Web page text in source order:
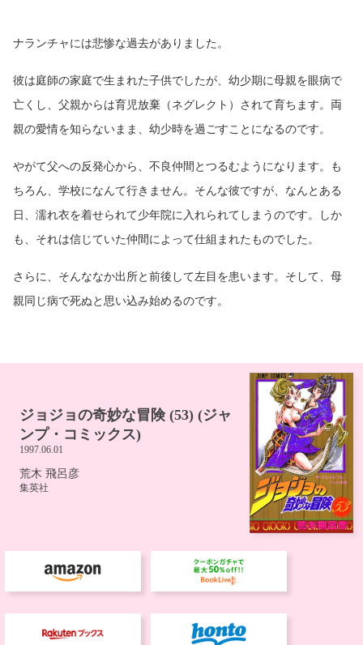
ナランチャには悲惨な過去がありました。
彼は庭師の家庭で生まれた子供でしたが、幼少期に母親を眼病で
亡くし、父親からは育児放棄（ネグレクト）されて育ちます。両
親の愛情を知らないまま、幼少時を過ごすことになるのです。
やがて父への反発心から、不良仲間とつるむようになります。も
ちろん、学校になんて行きません。そんな彼ですが、なんとある
日、濡れ衣を着せられて少年院に入れられてしまうのです。しか
も、それは信じていた仲間によって仕組まれたものでした。
さらに、そんななか出所と前後して左目を患います。そして、母
親同じ病で死ぬと思い込み始めるのです。